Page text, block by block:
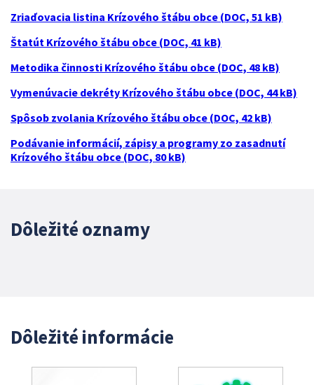
Zriaďovacia listina Krízového štábu obce (DOC, 51 kB)
Štatút Krízového štábu obce (DOC, 41 kB)
Metodika činnosti Krízového štábu obce (DOC, 48 kB)
Vymenúvacie dekréty Krízového štábu obce (DOC, 44 kB)
Spôsob zvolania Krízového štábu obce (DOC, 42 kB)
Podávanie informácií, zápisy a programy zo zasadnutí
Krízového štábu obce (DOC, 80 kB)
Dôležité oznamy
Dôležité informácie